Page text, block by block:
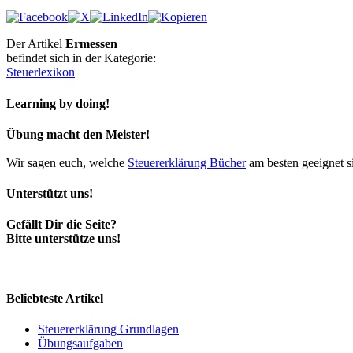
Der Artikel Ermessen
befindet sich in der Kategorie:
Steuerlexikon
Learning by doing!
Übung macht den Meister!
Wir sagen euch, welche Steuererklärung Bücheram besten geeignet
Unterstützt uns!
Gefällt Dir die Seite?
Bitte unterstütze uns!
Beliebteste Artikel
Steuererklärung Grundlagen
Übungsaufgaben